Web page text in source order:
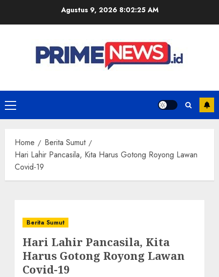
Agustus 9, 2026 8:02:26 AM
Primary
Menu
Home
Berita Sumut
Hari Lahir Pancasila, Kita Harus Gotong Royong Lawan
Covid-19
Berita Sumut
Hari Lahir Pancasila, Kita
Harus Gotong Royong Lawan
Covid-19